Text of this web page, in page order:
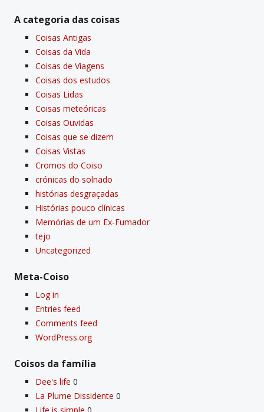
A categoria das coisas
Coisas Antigas
Coisas da Vida
Coisas de Viagens
Coisas dos estudos
Coisas Lidas
Coisas meteóricas
Coisas Ouvidas
Coisas que se dizem
Coisas Vistas
Cromos do Coiso
crónicas do solnado
histórias desgraçadas
Histórias pouco clí­nicas
Memórias de um Ex-Fumador
tejo
Uncategorized
Meta-Coiso
Log in
Entries feed
Comments feed
WordPress.org
Coisos da famí­lia
Dee's life 0
La Plume Dissidente 0